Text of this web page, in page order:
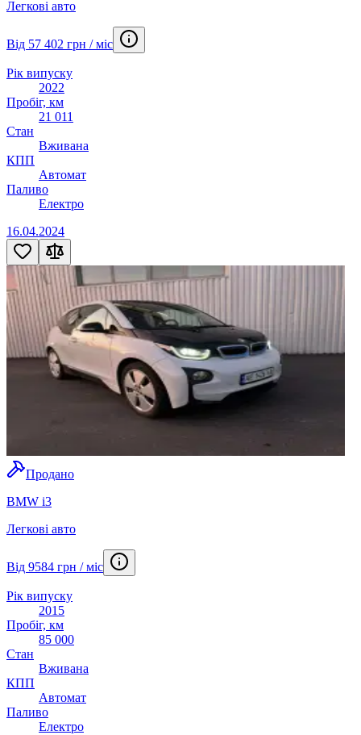
Легкові авто
Від 57 402 грн / міс
Рік випуску
2022
Пробіг, км
21 011
Стан
Вживана
КПП
Автомат
Паливо
Електро
16.04.2024
Продано
BMW i3
Легкові авто
Від 9584 грн / міс
Рік випуску
2015
Пробіг, км
85 000
Стан
Вживана
КПП
Автомат
Паливо
Електро